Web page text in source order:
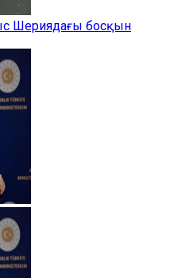
Шериядағы босқын